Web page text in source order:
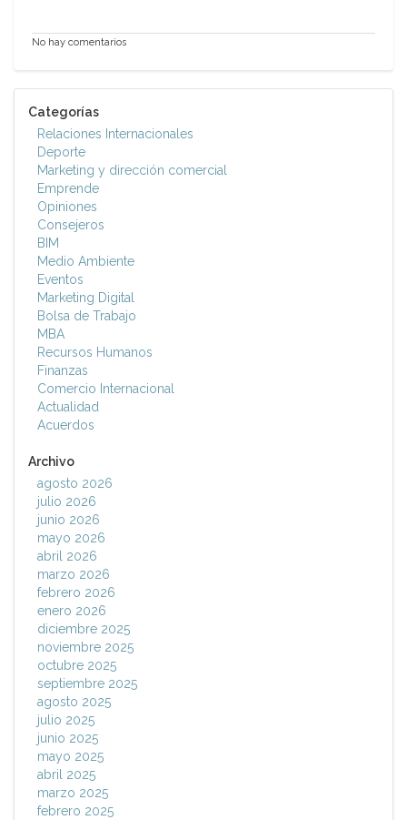
No hay comentarios
Categorías
Relaciones Internacionales
Deporte
Marketing y dirección comercial
Emprende
Opiniones
Consejeros
BIM
Medio Ambiente
Eventos
Marketing Digital
Bolsa de Trabajo
MBA
Recursos Humanos
Finanzas
Comercio Internacional
Actualidad
Acuerdos
Archivo
agosto 2026
julio 2026
junio 2026
mayo 2026
abril 2026
marzo 2026
febrero 2026
enero 2026
diciembre 2025
noviembre 2025
octubre 2025
septiembre 2025
agosto 2025
julio 2025
junio 2025
mayo 2025
abril 2025
marzo 2025
febrero 2025